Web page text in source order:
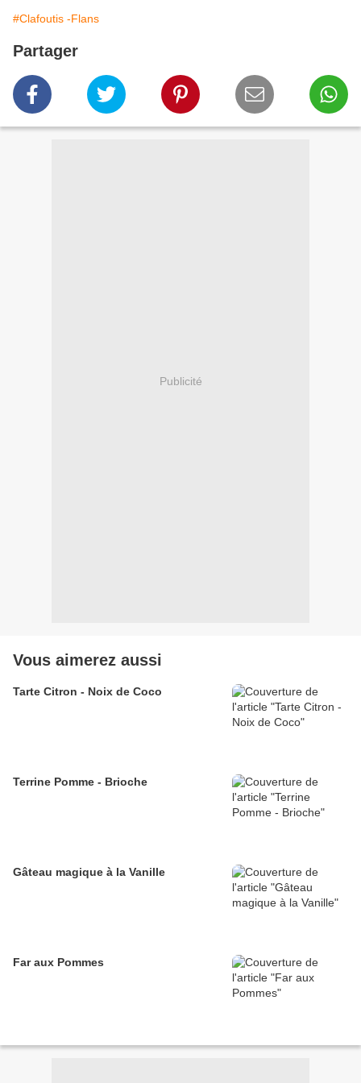
#Clafoutis -Flans
Partager
Publicité
Vous aimerez aussi
Tarte Citron - Noix de Coco
Terrine Pomme - Brioche
Gâteau magique à la Vanille
Far aux Pommes